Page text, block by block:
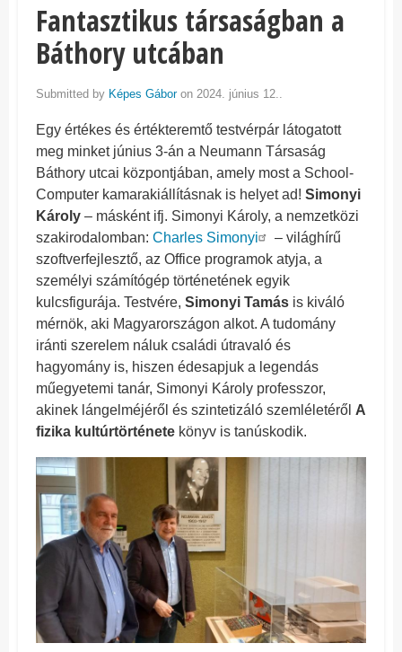
Fantasztikus társaságban a
Báthory utcában
Submitted by Képes Gáboron 2024. június 12..
Egy értékes és értékteremtő testvérpár látogatott
meg minket június 3-án a Neumann Társaság
Báthory utcai központjában, amely most a School-
Computer kamarakiállításnak is helyet ad! Simonyi
Károly – másként ifj. Simonyi Károly, a nemzetközi
szakirodalomban: Charles Simonyi
– világhírű
szoftverfejlesztő, az Office programok atyja, a
személyi számítógép történetének egyik
kulcsfigurája. Testvére, Simonyi Tamás is kiváló
mérnök, aki Magyarországon alkot. A tudomány
iránti szerelem náluk családi útravaló és
hagyomány is, hiszen édesapjuk a legendás
műegyetemi tanár, Simonyi Károly professzor,
akinek lángelméjéről és szintetizáló szemléletéről A
fizika kultúrtörténete könyv is tanúskodik.